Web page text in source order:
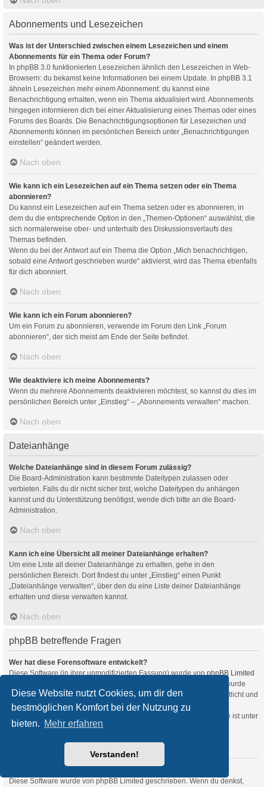
Diese Website nutzt Cookies, um dir den
bestmöglichen Komfort bei der Nutzung zu
bieten. Mehr erfahren
Verstanden!
Abonnements und Lesezeichen
Was ist der Unterschied zwischen einem Lesezeichen und einem
Abonnements für ein Thema oder Forum?
In phpBB 3.0 funktionierten Lesezeichen ähnlich den Lesezeichen in Web-
Browsern: du bekamst keine Informationen bei einem Update. In phpBB 3.1
ähneln Lesezeichen mehr einem Abonnement: du kannst eine
Benachrichtigung erhalten, wenn ein Thema aktualisiert wird. Abonnements
hingegen informieren dich bei einer Aktualisierung eines Themas oder eines
Forums des Boards. Die Benachrichtigungsoptionen für Lesezeichen und
Abonnements können im persönlichen Bereich unter „Benachrichtigungen
einstellen“ geändert werden.
Nach oben
Wie kann ich ein Lesezeichen auf ein Thema setzen oder ein Thema
abonnieren?
Du kannst ein Lesezeichen auf ein Thema setzen oder es abonnieren, in
dem du die entsprechende Option in den „Themen-Optionen“ auswählst, die
sich normalerweise ober- und unterhalb des Diskussionsverlaufs des
Themas befinden.
Wenn du bei der Antwort auf ein Thema die Option „Mich benachrichtigen,
sobald eine Antwort geschrieben wurde“ aktivierst, wird das Thema ebenfalls
für dich abonniert.
Nach oben
Wie kann ich ein Forum abonnieren?
Um ein Forum zu abonnieren, verwende im Forum den Link „Forum
abonnieren“, der sich meist am Ende der Seite befindet.
Nach oben
Wie deaktiviere ich meine Abonnements?
Wenn du mehrere Abonnements deaktivieren möchtest, so kannst du dies im
persönlichen Bereich unter „Einstieg“ – „Abonnements verwalten“ machen.
Nach oben
Dateianhänge
Welche Dateianhänge sind in diesem Forum zulässig?
Die Board-Administration kann bestimmte Dateitypen zulassen oder
verbieten. Falls du dir nicht sicher bist, welche Dateitypen du anhängen
kannst und du Unterstützung benötigst, wende dich bitte an die Board-
Administration.
Nach oben
Kann ich eine Übersicht all meiner Dateianhänge erhalten?
Um eine Liste all deiner Dateianhänge zu erhalten, gehe in den
persönlichen Bereich. Dort findest du unter „Einstieg“ einen Punkt
„Dateianhänge verwalten“, über den du eine Liste deiner Dateianhänge
erhalten und diese verwalten kannst.
Nach oben
phpBB betreffende Fragen
Wer hat diese Forensoftware entwickelt?
Diese Software (in ihrer unmodifizierten Fassung) wurde vonphpBB Limited
entwickelt und veröffentlicht. Sie ist urheberrechtlich geschützt. Sie wurde
unter der GNU General Public License, Version 2 (GPL-2.0) veröffentlicht und
kann frei vertrieben werden. Weitere Details findest du
. Eine deutschsprachige Anlaufstelle ist unter
phpBB.de zu finden.
Diese Software wurde von phpBB Limited geschrieben. Wenn du denkst,